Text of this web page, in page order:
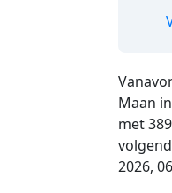
Maan
met
2026,